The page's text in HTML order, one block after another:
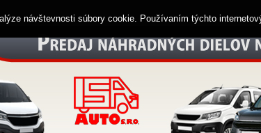
návštevnosti súbory cookie. Používaním týchto